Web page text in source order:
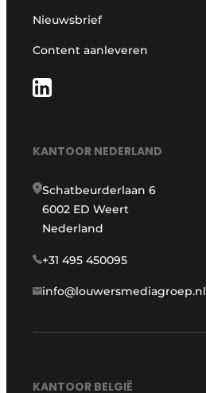
Nieuwsbrief
Content aanleveren
KANTOOR NEDERLAND
Schatbeurderlaan 6
6002 ED Weert
Nederland
+31 495 450095
info@louwersmediagroep.nl
KANTOOR BELGIË